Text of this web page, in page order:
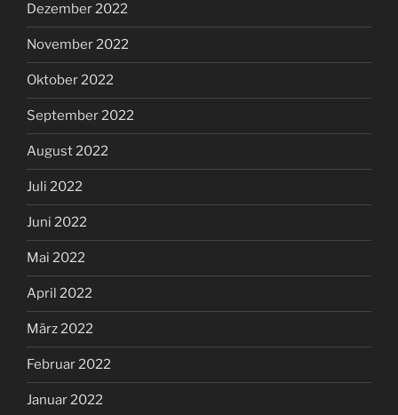
Dezember 2022
November 2022
Oktober 2022
September 2022
August 2022
Juli 2022
Juni 2022
Mai 2022
April 2022
März 2022
Februar 2022
Januar 2022